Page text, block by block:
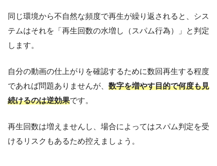
同じ環境から不自然な頻度で再生が繰り返されると、シス
テムはそれを「再生回数の水増し（スパム行為）」と判定
します。
自分の動画の仕上がりを確認するために数回再生する程度
であれば問題ありませんが、 数字を増やす目的で何度も見
続けるのは逆効果です。
再生回数は増えませんし、場合によってはスパム判定を受
けるリスクもあるため控えましょう。